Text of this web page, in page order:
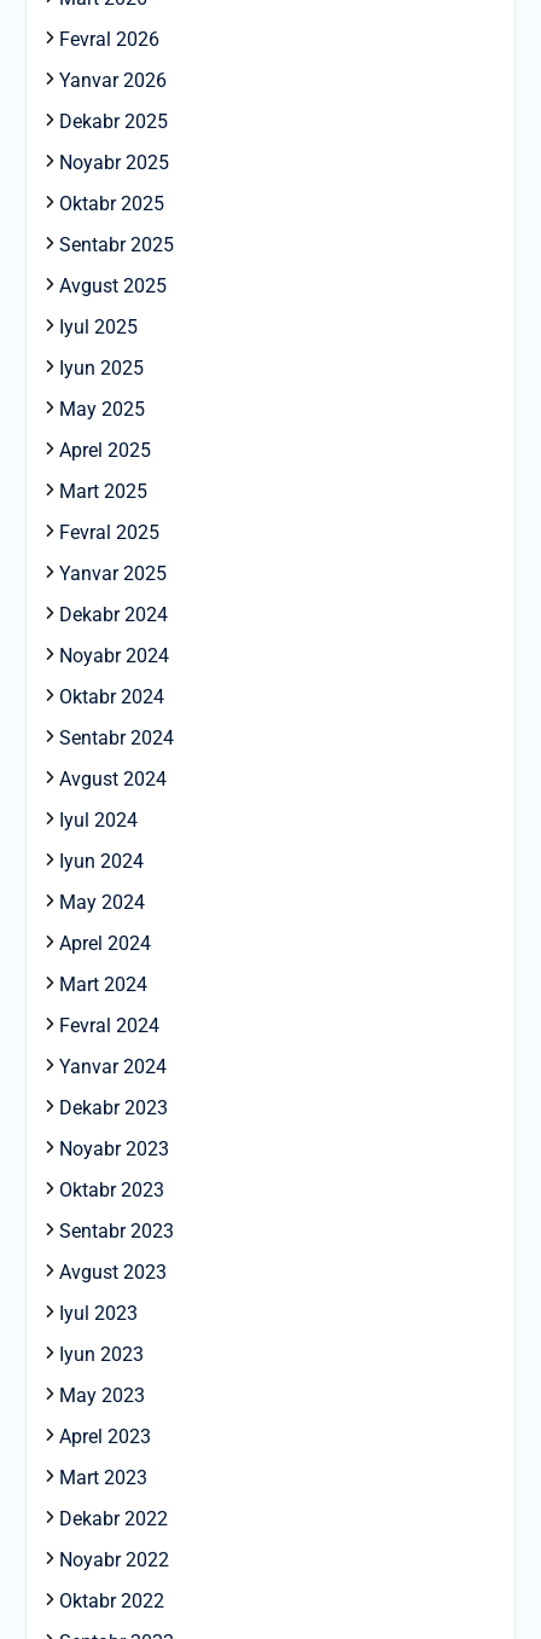
Fevral 2026
Yanvar 2026
Dekabr 2025
Noyabr 2025
Oktabr 2025
Sentabr 2025
Avgust 2025
Iyul 2025
Iyun 2025
May 2025
Aprel 2025
Mart 2025
Fevral 2025
Yanvar 2025
Dekabr 2024
Noyabr 2024
Oktabr 2024
Sentabr 2024
Avgust 2024
Iyul 2024
Iyun 2024
May 2024
Aprel 2024
Mart 2024
Fevral 2024
Yanvar 2024
Dekabr 2023
Noyabr 2023
Oktabr 2023
Sentabr 2023
Avgust 2023
Iyul 2023
Iyun 2023
May 2023
Aprel 2023
Mart 2023
Dekabr 2022
Noyabr 2022
Oktabr 2022